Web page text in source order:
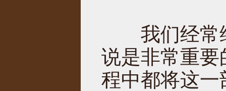
我们经常
说是非常重
程中都将这